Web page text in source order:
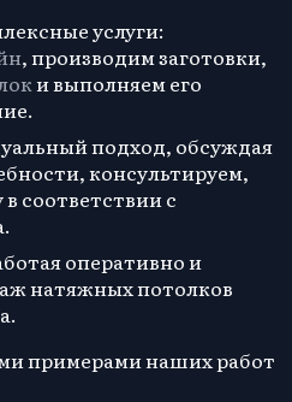
услуги:
, производим заготовки,
и выполняем его
подход, обсуждая
консультируем,
соответствии с
оперативно и
натяжных потолков
примерами наших работ